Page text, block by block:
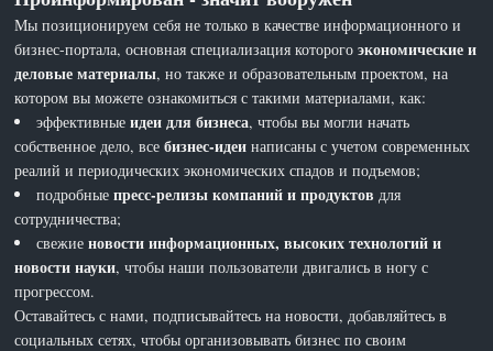
Мы позиционируем себя не только в качестве информационного и
бизнес-портала, основная специализация которогоэкономические и
деловые материалы, но также и образовательным проектом, на
котором вы можете ознакомиться с такими материалами, как:
эффективныеидеи для бизнеса, чтобы вы могли начать
собственное дело, всебизнес-идеи написаны с учетом современных
реалий и периодических экономических спадов и подъемов;
подробныепресс-релизы компаний и продуктов для
сотрудничества;
свежиеновости информационных, высоких технологий и
новости науки, чтобы наши пользователи двигались в ногу с
прогрессом.
Оставайтесь с нами, подписывайтесь на новости, добавляйтесь в
социальных сетях, чтобы организовывать бизнес по своим